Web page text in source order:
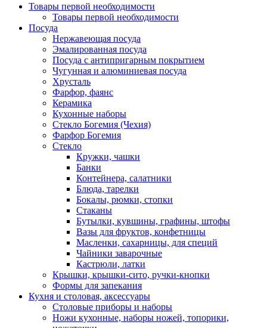
Товары первой необходимости
Товары первой необходимости
Посуда
Нержавеющая посуда
Эмалированная посуда
Посуда с антипригарным покрытием
Чугунная и алюминиевая посуда
Хрусталь
Фарфор, фаянс
Керамика
Кухонные наборы
Стекло Богемия (Чехия)
Фарфор Богемия
Стекло
Кружки, чашки
Банки
Контейнера, салатники
Блюда, тарелки
Бокалы, рюмки, стопки
Стаканы
Бутылки, кувшины, графины, штофы
Вазы для фруктов, конфетницы
Масленки, сахарницы, для специй
Чайники заварочные
Кастрюли, латки
Крышки, крышки-сито, ручки-кнопки
Формы для запекания
Кухня и столовая, аксессуары
Столовые приборы и наборы
Ножи кухонные, наборы ножей, топорики,